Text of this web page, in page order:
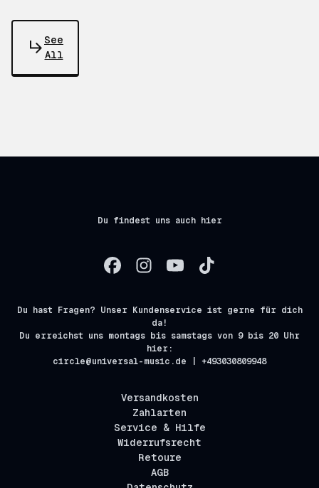
See
All
Du findest uns auch hier
Du hast Fragen? Unser Kundenservice ist gerne für dich
da!
Du erreichst uns montags bis samstags von 9 bis 20 Uhr
hier:
circle@universal-music.de | +493030809948
Versandkosten
Zahlarten
Service & Hilfe
Widerrufsrecht
Retoure
AGB